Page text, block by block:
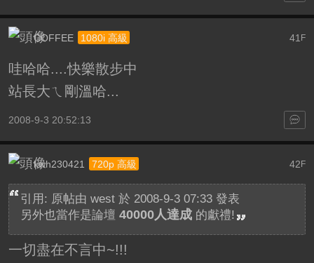
41 F
COFFEE 1080i 高級
哇哈哈....快樂散步中
站長大ㄟ剛溫哈...
2008-9-3 20:52:13
42 F
kwh230421 720p 高級
引用: 原帖由 west於 2008-9-3 07:33 發表
另外也當作是論壇 40000人達成 的獻禮!
一切盡在不言中~!!!